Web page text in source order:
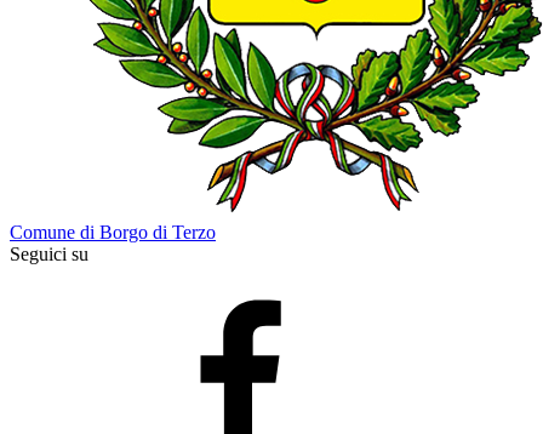
Comune di Borgo di Terzo
Seguici su